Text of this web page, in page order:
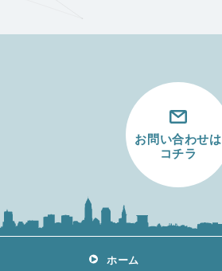
お問い合わせは
コチラ
ホーム